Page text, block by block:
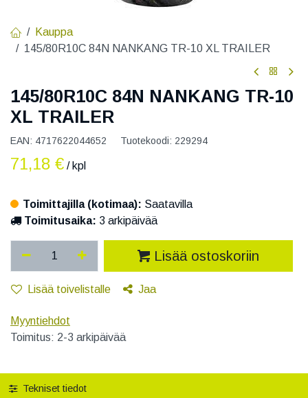
Kauppa
145/80R10C 84N NANKANG TR-10 XL TRAILER
145/80R10C 84N NANKANG TR-10
XL TRAILER
EAN: 4717622044652 Tuotekoodi: 229294
71,18 € / kpl
Toimittajilla (kotimaa): Saatavilla
Toimitusaika: 3 arkipäivää
Lisää ostoskoriin
Lisää toivelistalle Jaa
Myyntiehdot
Toimitus: 2-3 arkipäivää
Tekniset tiedot